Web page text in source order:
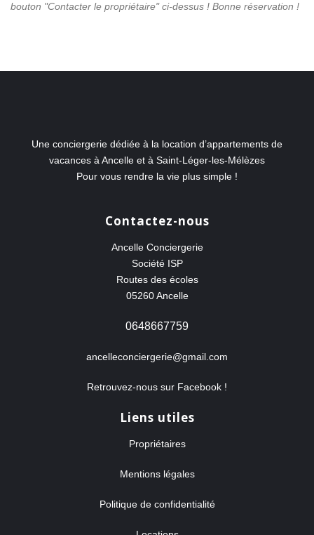
bouton "Contacter le propriétaire" ci-dessus ! Bonne réservation !
Une conciergerie dédiée à la location d’appartements de
vacances à Ancelle et à Saint-Léger-les-Mélèzes
Pour vous rendre la vie plus simple !
Contactez-nous
Ancelle Conciergerie
Société ISP
Routes des écoles
05260 Ancelle
0648667759
ancelleconciergerie@gmail.com
Retrouvez-nous sur Facebook !
Liens utiles
Propriétaires
Mentions légales
Politique de confidentialité